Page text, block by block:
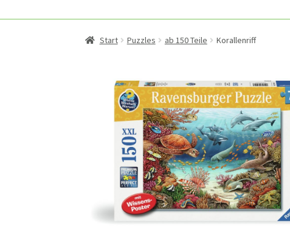
Start Puzzles ab 150 Teile Korallenriff